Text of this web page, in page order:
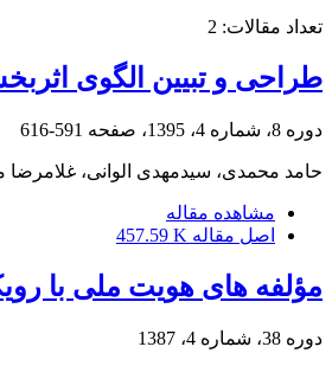
تعداد مقالات: 2
طراحی و تبیین الگوی
دوره 8، شماره 4، 1395، صفحه 591-616
حامد محمدی، سیدمهدی الوانی، غلامرضا
مشاهده مقاله
اصل مقاله 457.59 K
مؤلفه های هویت ملی با
دوره 38، شماره 4، 1387